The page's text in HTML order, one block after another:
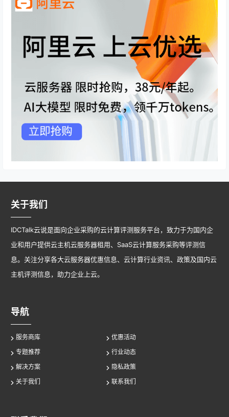
关于我们
IDCTalk云说是面向企业采购的云计算评测服务平台，致力于为国内企
业和用户提供云主机云服务器租用、SaaS云计算服务采购等评测信
息。关注分享各大云服务器优惠信息、云计算行业资讯、政策及国内云
主机评测信息，助力企业上云。
导航
服务商库
优惠活动
专题推荐
行业动态
解决方案
隐私政策
关于我们
联系我们